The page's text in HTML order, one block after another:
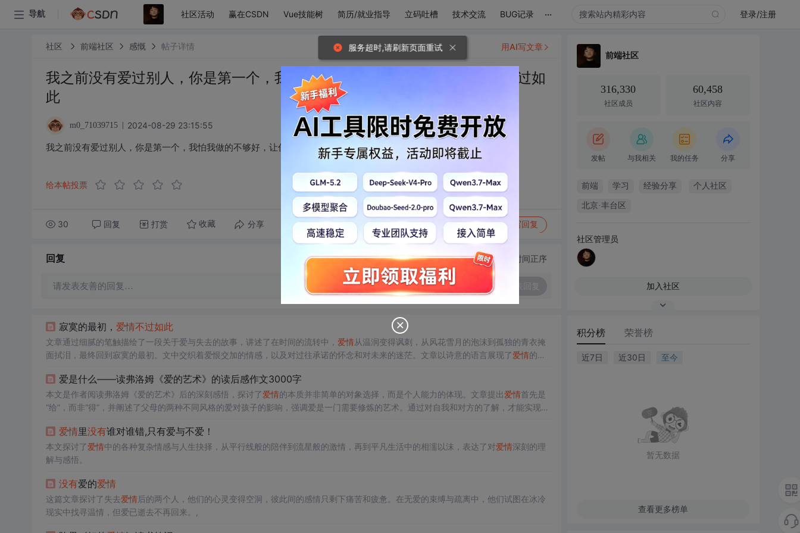
导航 社区活动 赢在CSDN Vue技能树 简历/就业指导 立码吐槽 技术交流 BUG记录 ... 登录/注册
社区 前端社区 感慨 帖子详情
我之前没有爱过别人，你是第一个，我怕我做的不够好，让你觉得爱情也不过如
此
m0_71039715 2024-08-29 23:15:55
我之前没有爱过别人，你是第一个，我怕我做的不够好，让你觉得爱情也不过如此
给本帖投票
30 回复 打赏 收藏 分享 转发到动态 举报 写回复
用AI写文章
回复 切换为时间正序
请发表友善的回复…
寂寞的最初， 爱情不过如此
文章通过细腻的笔触描绘了一段关于爱与失去的故事，讲述了在时间的流转中， 爱情从温润变得讽刺，从风花雪月的泡沫到孤独的青衣掩
面拭泪，最终回到寂寞的最初。文中交织着爱恨交加的情感，以及对过往承诺的怀念和对未来的迷茫。文章以诗意的语言展现了爱情的复
爱是什么——读弗洛姆《爱的艺术》的读后感作文3000字
本文是作者阅读弗洛姆《爱的艺术》后的深刻感悟，探讨了爱情的本质并非简单的对象选择，而是个人能力的体现。文章提出爱情首先是
“给”，而非“得”，并阐述了父母的两种不同风格的爱对孩子的影响，强调爱是一门需要修炼的艺术。通过对自我和对方的了解，才能实现真
爱情里没有谁对谁错,只有爱与不爱！
本文探讨了爱情中的各种复杂情感与人生抉择，从平行线般的陪伴到流星般的激情，再到平凡生活中的相濡以沫，表达了对爱情深刻的理
解与感悟。
没有爱的爱情
这篇文章探讨了失去爱情后的两个人，他们的心灵变得空洞，彼此间的感情只剩下痛苦和疲惫。在无爱的束缚与疏离中，他们试图在冰冷
现实中找寻温情，但爱已逝去不再回来。,
前端社区
316,330
社区成员
60,458
社区内容
发帖 与我相关 我的任务 分享
前端 学习 经验分享 个人社区
北京·丰台区
社区管理员
加入社区
积分榜 荣誉榜
近7日 近30日 至今
暂无数据
查看更多榜单
服务超时,请刷新页面重试